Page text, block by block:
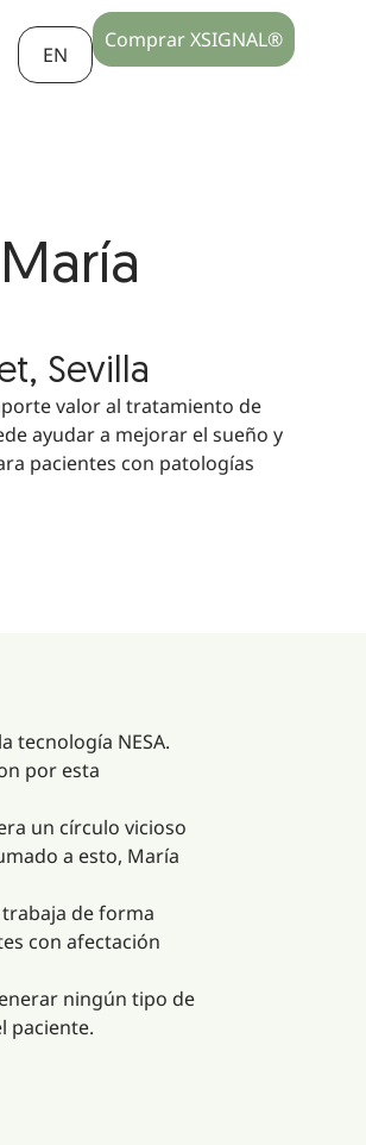
EN
Comprar XSIGNAL®
Sevilla
valor al tratamiento de
ayudar a mejorar el sueño y
pacientes con patologías
tecnología NESA.
por esta
un círculo vicioso
a esto, María
de forma
con afectación
ningún tipo de
paciente.